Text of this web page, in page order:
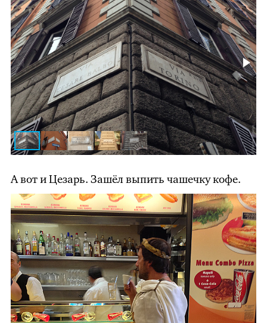
А вот и Цезарь. Зашёл выпить чашечку кофе.